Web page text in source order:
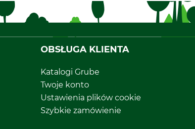
OBSŁUGA KLIENTA
Katalogi Grube
Twoje konto
Ustawienia plików cookie
Szybkie zamówienie